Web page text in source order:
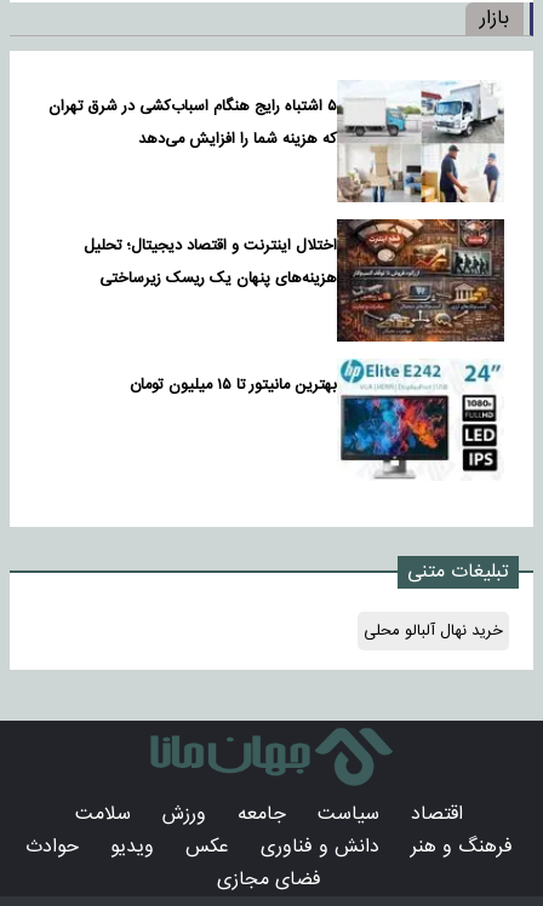
بازار
۵ اشتباه رایج هنگام اسباب‌کشی در شرق تهران
که هزینه شما را افزایش می‌دهد
اختلال اینترنت و اقتصاد دیجیتال؛ تحلیل
هزینه‌های پنهان یک ریسک زیرساختی
بهترین مانیتور تا ۱۵ میلیون تومان
تبلیغات متنی
خرید نهال آلبالو محلی
اقتصاد سیاست جامعه ورزش
سلامت
فرهنگ و هنر
دانش و فناوری عکس ویدیو
حوادث
فضای مجازی